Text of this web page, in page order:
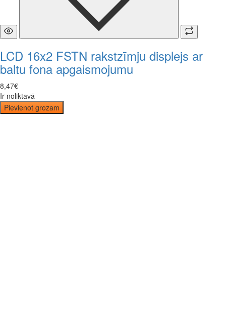
LCD 16x2 FSTN rakstzīmju displejs ar
baltu fona apgaismojumu
8,47€
Ir noliktavā
Pievienot grozam